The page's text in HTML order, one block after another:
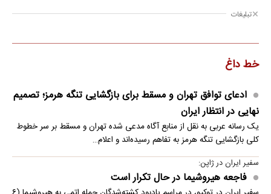
تبلیغات
خط داغ
ادعای توافق تهران و مسقط برای بازگشایی تنگه هرمز؛ تصمیم
نهایی در انتظار ایران
یک رسانه عربی به نقل از منابع آگاه مدعی شده تهران و مسقط بر سر خطوط
کلی بازگشایی تنگه هرمز به تفاهم رسیده‌اند و اعلام…
سفیر ایران در ژاپن:
فاجعه هیروشیما در حال تکرار است